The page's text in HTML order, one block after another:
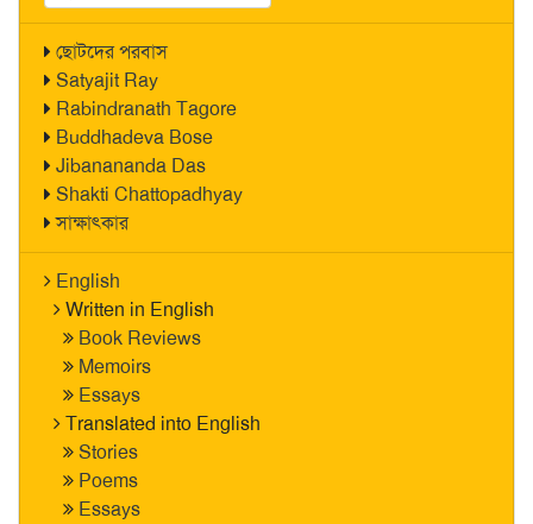
ছোটদের পরবাস
Satyajit Ray
Rabindranath Tagore
Buddhadeva Bose
Jibanananda Das
Shakti Chattopadhyay
সাক্ষাৎকার
English
Written in English
Book Reviews
Memoirs
Essays
Translated into English
Stories
Poems
Essays